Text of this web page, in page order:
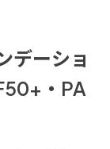
デーショ
・PA